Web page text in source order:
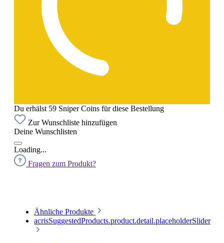
Du erhälst 59 Sniper Coins für diese Bestellung
Zur Wunschliste hinzufügen
Deine Wunschlisten
Loading...
Fragen zum Produkt?
Ähnliche Produkte
acrisSuggestedProducts.product.detail.placeholderSlider